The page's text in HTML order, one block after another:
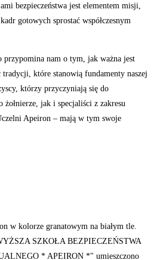
bezpieczeństwa jest elementem misji,
gotowych sprostać współczesnym
przypomina nam o tym, jak ważna jest
tradycji, które stanowią fundamenty naszej
którzy przyczyniają się do
żołnierze, jak i specjaliści z zakresu
Apeiron – mają w tym swoje